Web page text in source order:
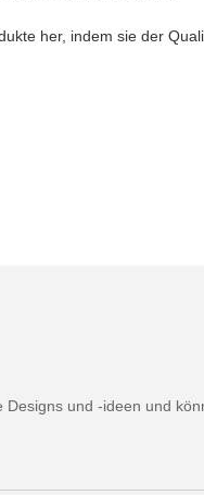
her, indem sie der
und -ideen und